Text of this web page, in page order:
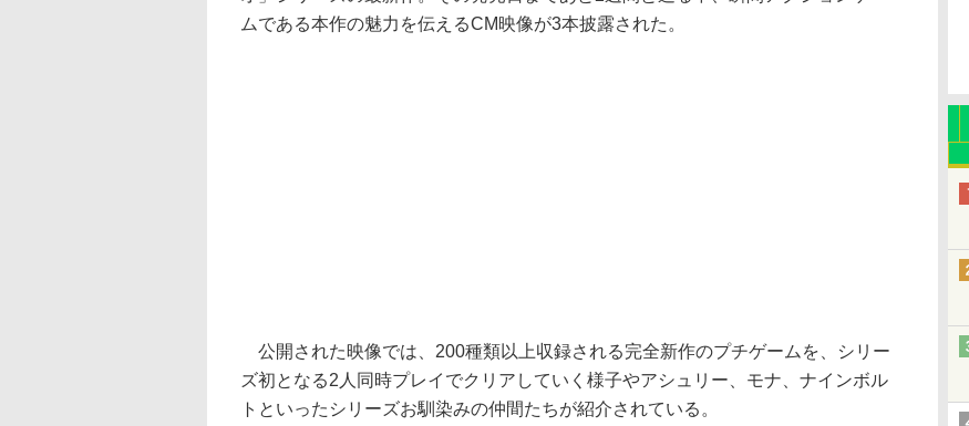
ムである本作の魅力を伝えるCM映像が3本披露された。
公開された映像では、200種類以上収録される完全新作のプチゲームを、シリー
ズ初となる2人同時プレイでクリアしていく様子やアシュリー、モナ、ナインボル
トといったシリーズお馴染みの仲間たちが紹介されている。